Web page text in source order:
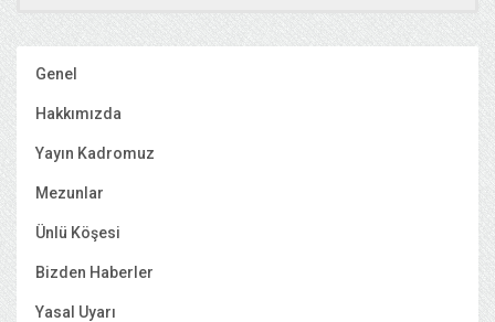
Genel
Hakkımızda
Yayın Kadromuz
Mezunlar
Ünlü Köşesi
Bizden Haberler
Yasal Uyarı